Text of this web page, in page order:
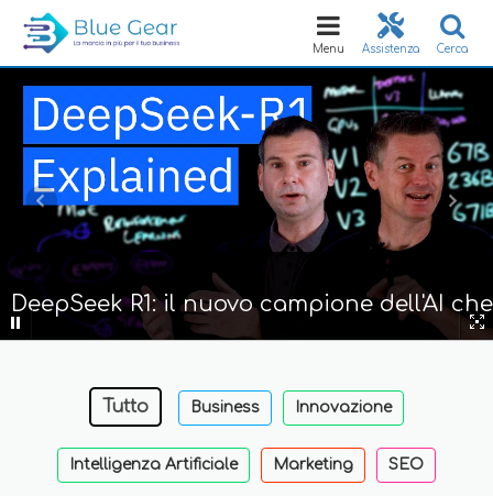
Cerca
Assistenza
Toggle
navigation
Menu
DeepSeek R1: il nuovo campione dell'AI che
Tutto Business Innovazione
Intelligenza Artificiale Marketing SEO